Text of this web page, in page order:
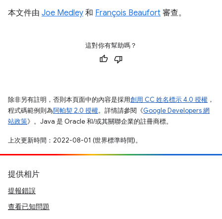
本文件由 Joe Medley 和 François Beaufort 審查。
這對你有幫助嗎？
除非另有註明，否則本頁面中的內容是採用創用 CC 姓名標示 4.0 授權 ，
程式碼範例則為阿帕契 2.0 授權。詳情請參閱《Google Developers 網
站政策》。Java 是 Oracle 和/或其關聯企業的註冊商標。
上次更新時間：2022-08-01 (世界標準時間)。
提供相片
提報錯誤
查看已知問題